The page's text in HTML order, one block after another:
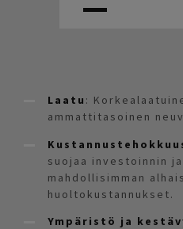
Laatu :
ammattitasoinen
suojaa investoinnin
mahdollisimman
huoltokustannukset.
Ympäristö ja